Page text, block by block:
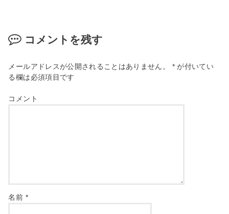
コメントを残す
メールアドレスが公開されることはありません。 *が付いてい
る欄は必須項目です
コメント
名前 *